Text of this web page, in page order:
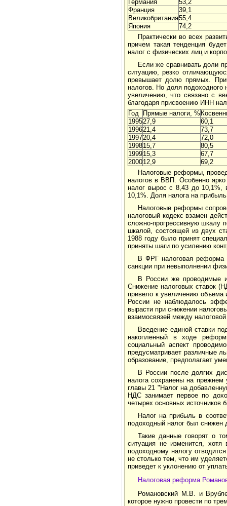
Германия
53,2
Франция
39,1
Великобритания55,4
Япония
74,2
Практически во всех
причем такая тенденция
налог с физических лиц и
Если же сравнивать доли
ситуацию, резко
превышает долю прямых.
налогов. Но доля подоходного
увеличению, что связано с
благодаря присвоению ИНН
Год
Прямые налоги, %
199527,9
60,1
199621,4
73,7
199720,4
72,0
199815,7
80,5
199915,3
67,7
200012,9
69,2
Налоговые реформы,
налогов в ВВП. Особенно
налог вырос с 8,43 до
10,1%. Доля налога на
Налоговые реформы
налоговый кодекс взамен
сложно-прогрессивную шкалу
шкалой, состоящей из двух
1988 году было принят
приняты шаги по усилению
В ФРГ налоговая реформа
санкции при невыполнении
В России же проводимые
Снижение налоговых ставок
привело к увеличению объема
России не наблюдалось
вырасти при снижении
взаимосвязей между
Введение единой ставки
накопленный в ходе
социальный аспект
предусматривает различные
образование, предполагает
В России после долгих
налога сохранены на
главы 21 "Налог на
НДС занимает первое по
четырех основных источников
Налог на прибыль в
подоходный налог был снижен
Такие данные говорят о
ситуация не изменится,
подоходному налогу
не столько тем, что им
приведет к уклонению от
Налоговая реформа
Романовский М.В. и
которое нужно провести по